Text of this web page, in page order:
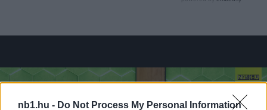
nb1.hu - Do Not Process My Personal Information